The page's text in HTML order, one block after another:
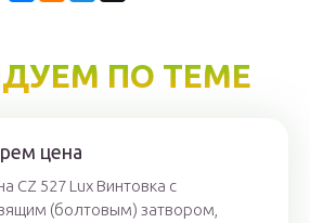
ПО ТЕМЕ
цена
CZ 527 Lux Винтовка с
(болтовым) затвором,